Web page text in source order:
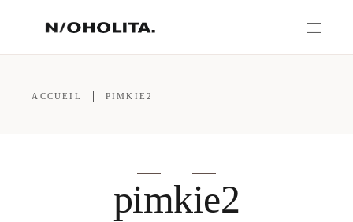
ACCUEIL PIMKIE2
pimkie2